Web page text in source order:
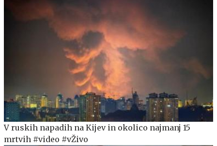
V ruskih napadih na Kijev in okolico najmanj 15
mrtvih #video #vŽivo